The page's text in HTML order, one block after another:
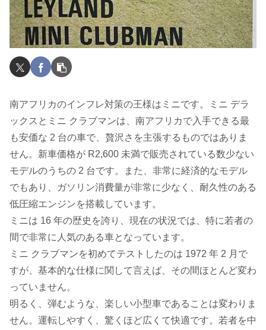
南アフリカのインフレ対策の王様はミニです。ミニ デラ
ックスとミニ クラブマンは、南アフリカで入手できる最
も安価な 2 台の車で、贅沢さを主張するものではありま
せん。新車価格が R2,600 未満で販売されている数少ない
モデルのうちの 2 台です。また、非常に経済的なモデル
でもあり、ガソリン消費量が非常に少なく、耐久性のある
低圧縮エンジンを搭載しています。
ミニは 16 年の歴史を誇り、現在の状況では、特に若者の
間で非常に人気のある車となっています。
ミニ クラブマンを初めてテストしたのは 1972 年 2 月で
すが、基本的な仕様に関して言えば、その間ほとんど変わ
っていません。
明るく、弾むような、楽しい小型車であることは変わりま
せん。運転しやすく、驚くほど広くて快適です。若者を中